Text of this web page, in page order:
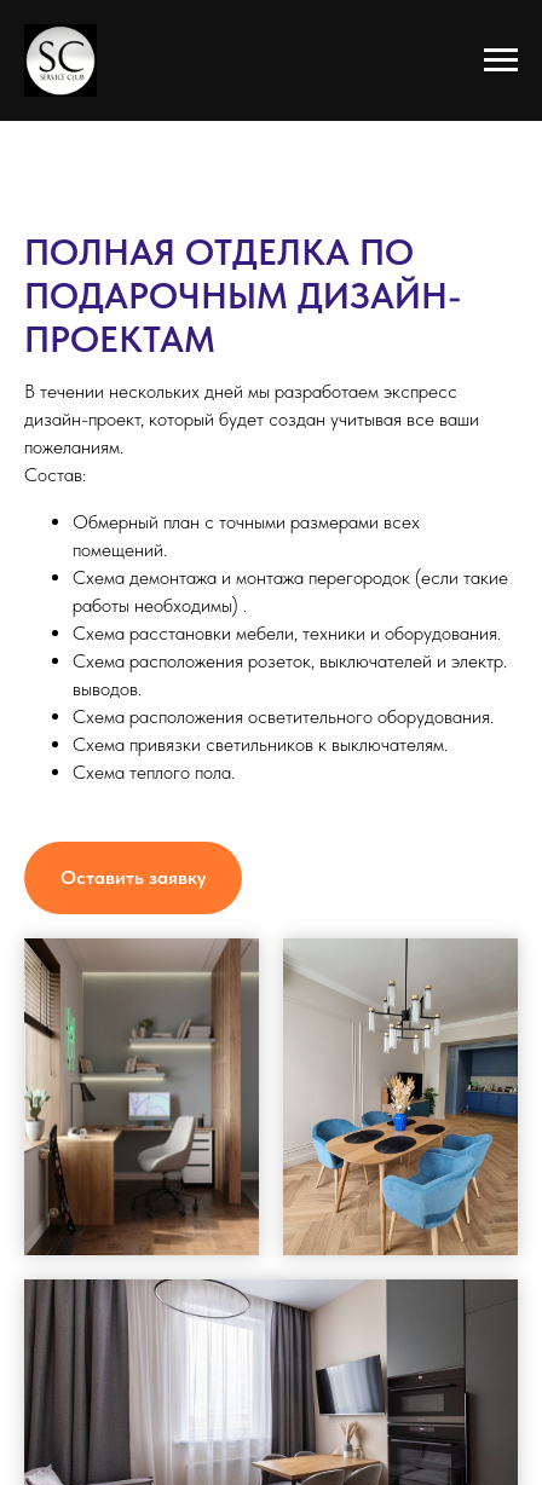
ПОЛНАЯ ОТДЕЛКА ПО
ПОДАРОЧНЫМ ДИЗАЙН-
ПРОЕКТАМ
В течении нескольких дней мы разработаем экспресс
дизайн-проект, который будет создан учитывая все ваши
пожеланиям.
Состав:
Обмерный план с точными размерами всех
помещений.
Схема демонтажа и монтажа перегородок (если такие
работы необходимы) .
Схема расстановки мебели, техники и оборудования.
Схема расположения розеток, выключателей и электр.
выводов.
Схема расположения осветительного оборудования.
Схема привязки светильников к выключателям.
Схема теплого пола.
Оставить заявку